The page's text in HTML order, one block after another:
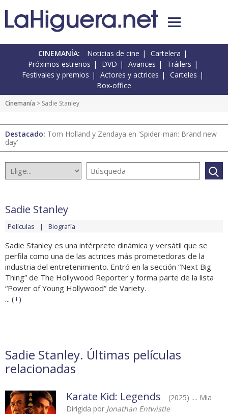
CINEMANÍA: Noticias de cine
Cartelera
Próximos estrenos
DVD Avances
Tráilers
Festivales y premios
Actores y actrices
Carteles
Box-office
Cinemanía > Sadie Stanley
Destacado: Tom Holland y Zendaya en 'Spider-man: Brand new
day'
Sadie Stanley
Películas Biografía
Sadie Stanley es una intérprete dinámica y versátil que se
perfila como una de las actrices más prometedoras de la
industria del entretenimiento. Entró en la sección “Next Big
Thing” de The Hollywood Reporter y forma parte de la lista
“Power of Young Hollywood” de Variety.
... (+)
Sadie Stanley. Últimas películas
relacionadas
Karate Kid: Legends
(2025) .... Mia
Dirigida por Jonathan Entwistle